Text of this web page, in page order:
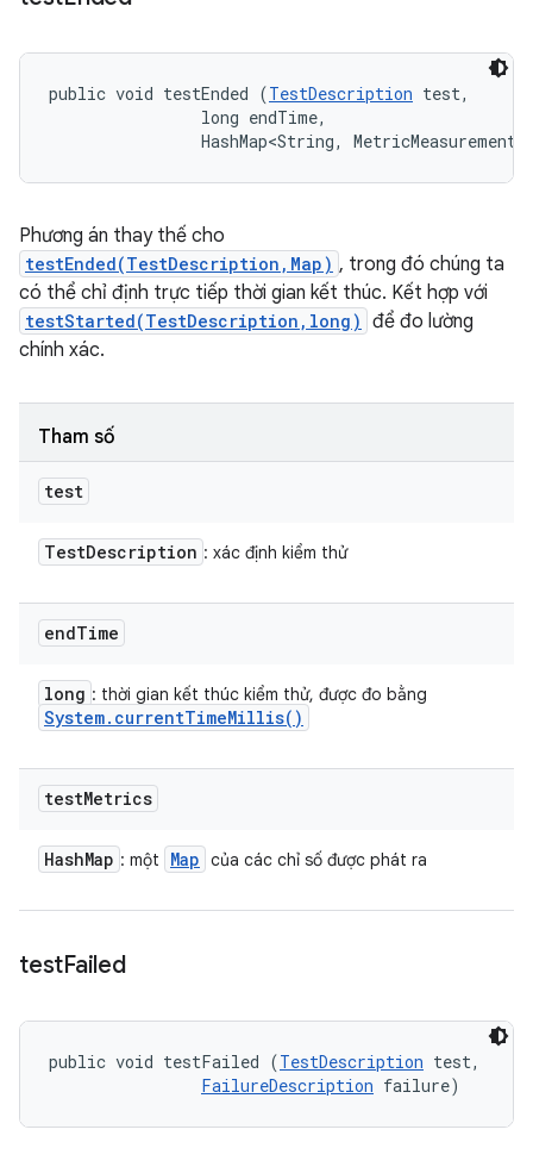
public void testEnded (TestDescription test,
                long endTime,
HashMap<String,
Phương án thay thế cho
testEnded(TestDescription,Map) , trong đó chúng ta
có thể chỉ định trực tiếp thời gian kết thúc. Kết hợp với
testStarted(TestDescription,long) để đo lường
chính xác.
Tham số
test
TestDescription : xác định kiểm thử
endTime
long : thời gian kết thúc kiểm thử, được đo bằng
System. currentTimeMillis( )
testMetrics
HashMap : một Map của các chỉ số được phát ra
testFailed
public void testFailed (TestDescription test,
FailureDescription failure)